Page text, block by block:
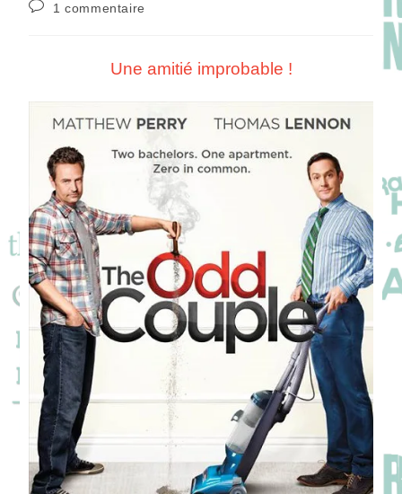
la
Commentaires
1 commentaire
Une amitié improbable !